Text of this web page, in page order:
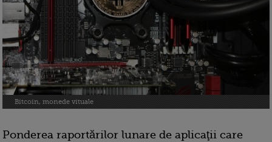
Bitcoin, monede vituale
Ponderea raportărilor lunare de aplicaţii care